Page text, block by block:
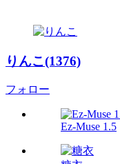
りんこ(1376)
フォロー
Ez-Muse 1.5